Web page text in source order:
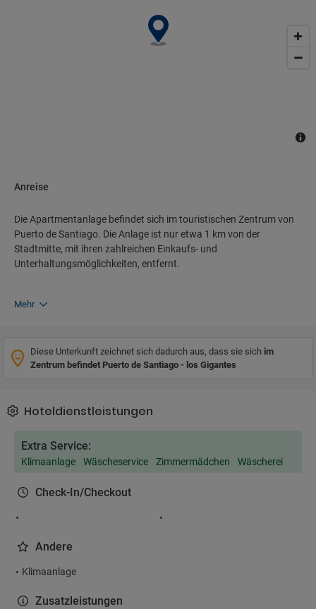
Anreise
Die Apartmentanlage befindet sich im touristischen Zentrum von
Puerto de Santiago. Die Anlage ist nur etwa 1 km von der
Stadtmitte, mit ihren zahlreichen Einkaufs- und
Unterhaltungsmöglichkeiten, entfernt.
Mehr
Diese Unterkunft zeichnet sich dadurch aus, dass sie sich im
Zentrum befindet Puerto de Santiago - los Gigantes
Hoteldienstleistungen
Extra Service:
Klimaanlage Wäscheservice Zimmermädchen Wäscherei
Check-In/Checkout
Andere
Klimaanlage
Zusatzleistungen